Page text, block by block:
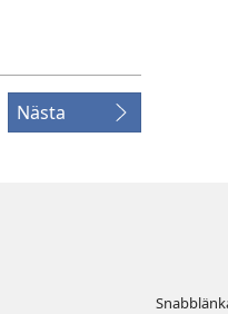
Nästa